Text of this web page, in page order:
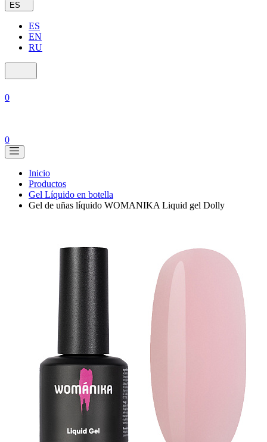
ES
ES
EN
RU
0
0
Inicio
Productos
Gel Líquido en botella
Gel de uñas líquido WOMANIKA Liquid gel Dolly